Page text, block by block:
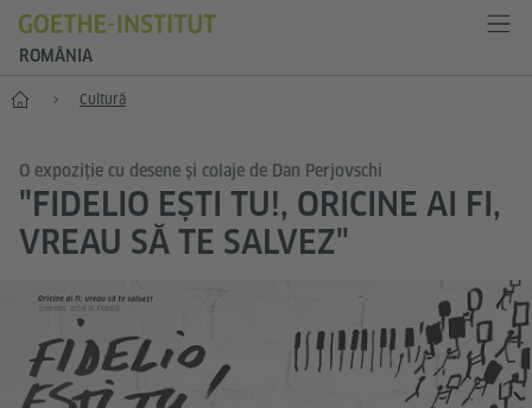
ROMÂNIA
Start Cultură
O expoziție cu desene și colaje de Dan Perjovschi
"FIDELIO EȘTI TU!, ORICINE AI FI,
VREAU SĂ TE SALVEZ"